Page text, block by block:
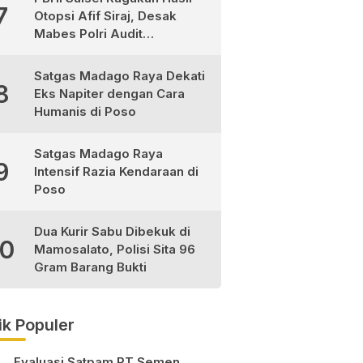
Otopsi Afif Siraj, Desak
Mabes Polri Audit
Satgas Madago Raya Dekati
Eks Napiter dengan Cara
Humanis di Poso
Satgas Madago Raya
Intensif Razia Kendaraan di
Poso
Dua Kurir Sabu Dibekuk di
Mamosalato, Polisi Sita 96
Gram Barang Bukti
Populer